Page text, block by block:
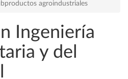
agroindustriales
Ingeniería
y del